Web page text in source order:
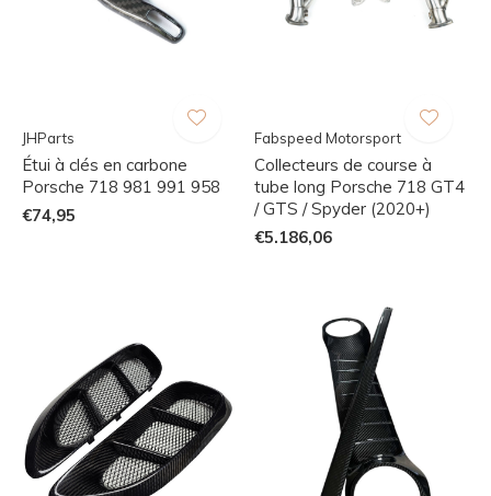
JHParts
Étui à clés en carbone
Porsche 718 981 991 958
€74,95
Fabspeed Motorsport
Collecteurs de course à
tube long Porsche 718 GT4
/ GTS / Spyder (2020+)
€5.186,06